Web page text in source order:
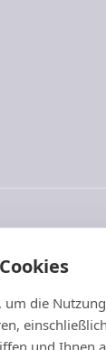
um die
und Ihnen